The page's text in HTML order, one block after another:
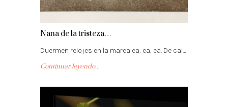
Nana de la tristeza…
Duermen relojes en la marea ea, ea, ea. De cal…
Continuar leyendo...